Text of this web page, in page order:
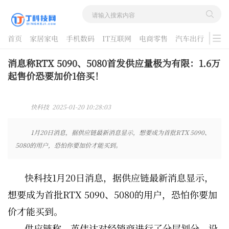
首页 家居家电 手机数码 IT互联网 电商零售 汽车出行
游戏
酷品评测
消息称RTX 5090、5080首发供应量极为有限：1.6万
起售价恐要加价1倍买！
快科技 2025-01-20 10:28:03
1月20日消息，据供应链最新消息显示，想要成为首批RTX 5090、
5080的用户，恐怕你要加价才能买到。
快科技1月20日消息，据供应链最新消息显示，
想要成为首批RTX 5090、5080的用户，恐怕你要加
价才能买到。